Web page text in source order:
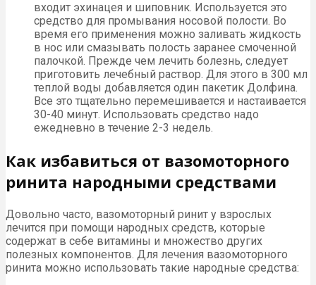
входит эхинацея и шиповник. Используется это
средство для промывания носовой полости. Во
время его применения можно заливать жидкость
в нос или смазывать полость заранее смоченной
палочкой. Прежде чем лечить болезнь, следует
приготовить лечебный раствор. Для этого в 300 мл
теплой воды добавляется один пакетик Долфина.
Все это тщательно перемешивается и настаивается
30-40 минут. Использовать средство надо
ежедневно в течение 2-3 недель.
Как избавиться от вазомоторного
ринита народными средствами
Довольно часто, вазомоторный ринит у взрослых
лечится при помощи народных средств, которые
содержат в себе витамины и множество других
полезных компонентов. Для лечения вазомоторного
ринита можно использовать такие народные средства: